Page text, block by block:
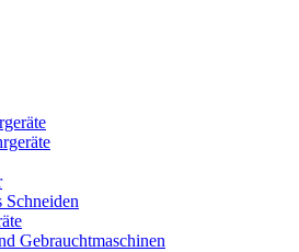
Schneiden
Gebrauchtmaschinen